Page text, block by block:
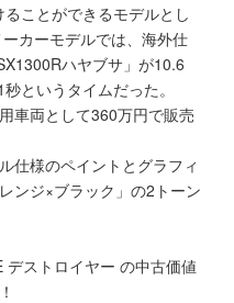
ことができるモデルとし
カーモデルでは、海外仕
ハヤブサ」が10.6
というタイムだった。
車両として360万円で販売
仕様のペイントとグラフィ
ンジ×ブラック」の2トーン
デストロイヤー の中古価値